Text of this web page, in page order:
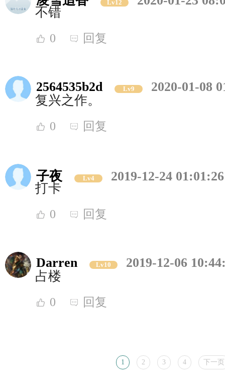
Lv12
不错
0 回复
2564535b2d Lv9
2020-01-08
复兴之作。
0 回复
子夜 Lv4
2019-12-24 01:01:26
打卡
0 回复
Darren Lv10
2019-12-06
占楼
0 回复
1 2 3 4 下一页